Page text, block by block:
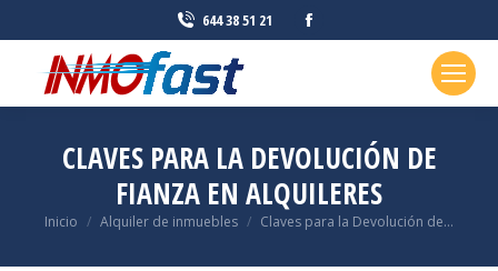
644 38 51 21
in
window
CLAVES PARA LA DEVOLUCIÓN DE
FIANZA EN ALQUILERES
Estás aquí:
Inicio Alquiler de inmuebles Claves para la Devolución de…